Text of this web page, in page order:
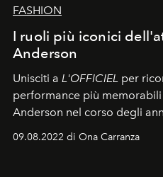
FASHION
I ruoli più iconici
Anderson
Unisciti a L'OFFICIEL per
performance più
Anderson nel corso degli
09.08.2022 di Ona Carranza